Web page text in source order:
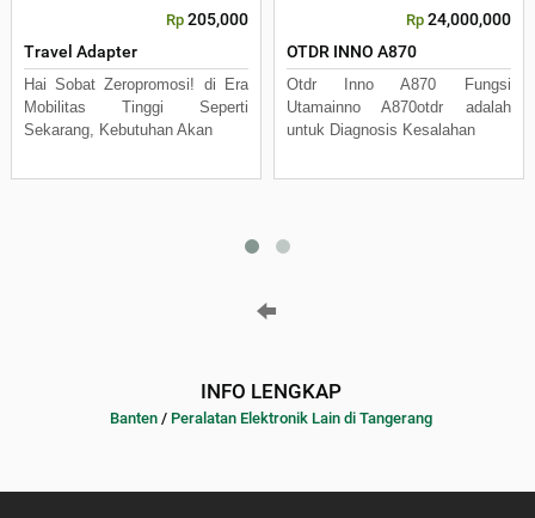
Rp 205,000
Travel Adapter
Hai Sobat Zeropromosi! di Era
Mobilitas Tinggi Seperti
Sekarang, Kebutuhan Akan
Rp 24,000,000
OTDR INNO A870
Otdr Inno A870 Fungsi
Utamainno A870otdr adalah
untuk Diagnosis Kesalahan
INFO LENGKAP
Banten / Peralatan Elektronik Lain di Tangerang